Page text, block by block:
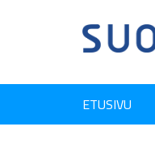
ETUSIVU